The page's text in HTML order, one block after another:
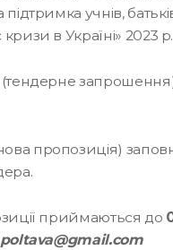
учнів,
кризи в Україні» 2023 р.
пропозиція)
приймаються до